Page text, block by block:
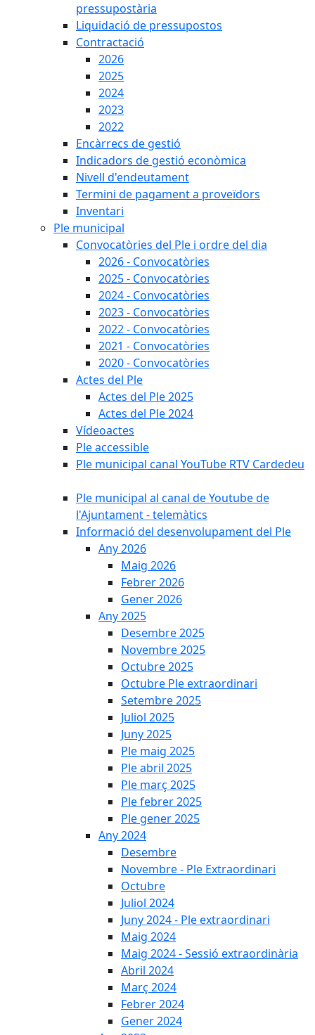
pressupostària
Liquidació de pressupostos
Contractació
2026
2025
2024
2023
2022
Encàrrecs de gestió
Indicadors de gestió econòmica
Nivell d'endeutament
Termini de pagament a proveïdors
Inventari
Ple municipal
Convocatòries del Ple i ordre del dia
2026 - Convocatòries
2025 - Convocatòries
2024 - Convocatòries
2023 - Convocatòries
2022 - Convocatòries
2021 - Convocatòries
2020 - Convocatòries
Actes del Ple
Actes del Ple 2025
Actes del Ple 2024
Vídeoactes
Ple accessible
Ple municipal canal YouTube RTV Cardedeu
Ple municipal al canal de Youtube de
l'Ajuntament - telemàtics
Informació del desenvolupament del Ple
Any 2026
Maig 2026
Febrer 2026
Gener 2026
Any 2025
Desembre 2025
Novembre 2025
Octubre 2025
Octubre Ple extraordinari
Setembre 2025
Juliol 2025
Juny 2025
Ple maig 2025
Ple abril 2025
Ple març 2025
Ple febrer 2025
Ple gener 2025
Any 2024
Desembre
Novembre - Ple Extraordinari
Octubre
Juliol 2024
Juny 2024 - Ple extraordinari
Maig 2024
Maig 2024 - Sessió extraordinària
Abril 2024
Març 2024
Febrer 2024
Gener 2024